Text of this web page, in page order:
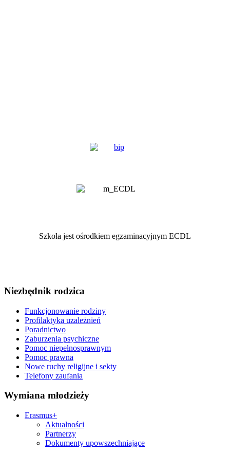
Szkoła jest ośrodkiem egzaminacyjnym ECDL
Niezbędnik rodzica
Funkcjonowanie rodziny
Profilaktyka uzależnień
Poradnictwo
Zaburzenia psychiczne
Pomoc niepełnosprawnym
Pomoc prawna
Nowe ruchy religijne i sekty
Telefony zaufania
Wymiana młodzieży
Erasmus+
Aktualności
Partnerzy
Dokumenty upowszechniające